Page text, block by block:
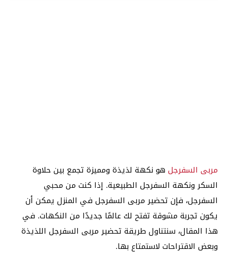
مربى السفرجل هو نكهة لذيذة ومميزة تجمع بين حلاوة
السكر ونكهة السفرجل الطبيعية. إذا كنت من محبي
السفرجل، فإن تحضير مربى السفرجل في المنزل يمكن أن
يكون تجربة مشوقة تفتح لك عالمًا جديدًا من النكهات. في
هذا المقال، سنتناول طريقة تحضير مربى السفرجل اللذيذة
وبعض الاقتراحات لاستمتاع بها.